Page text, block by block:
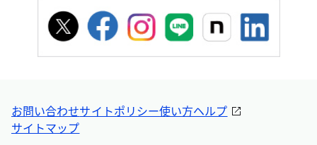
お問い合わせサイトポリシー使い方ヘルプ
サイトマップ